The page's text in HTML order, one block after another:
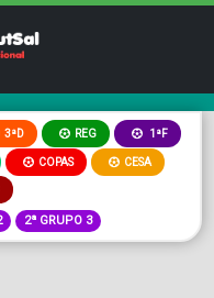
3ªD REG 1ªF
COPAS CESA
2ª GRUPO 3